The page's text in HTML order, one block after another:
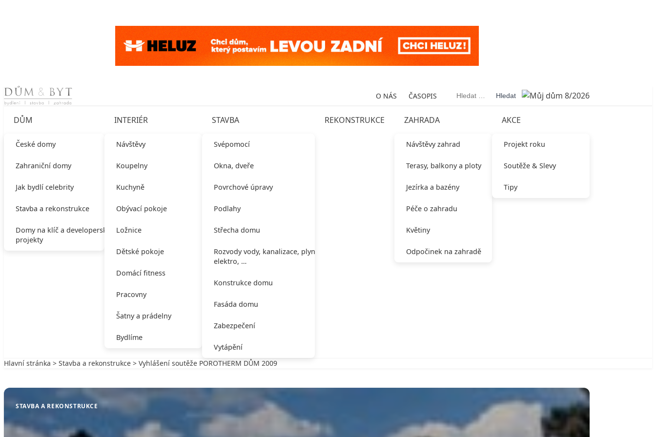
Skip to content O NÁS ČASOPIS Vyhledávání
DŮM
České domy
Zahraniční domy
Jak bydlí celebrity
Stavba a rekonstrukce
Domy na klíč a developerské
projekty
INTERIÉR
Návštěvy
Koupelny
Kuchyně
Obývací pokoje
Ložnice
Dětské pokoje
Domácí fitness
Pracovny
Šatny a prádelny
Bydlíme
STAVBA
Svépomocí
Okna, dveře
Povrchové úpravy
Podlahy
Střecha domu
Rozvody vody, kanalizace, plynu,
elektro, …
Konstrukce domu
Fasáda domu
Zabezpečení
Vytápění
REKONSTRUKCE ZAHRADA
Návštěvy zahrad
Terasy, balkony a ploty
Jezírka a bazény
Péče o zahradu
Květiny
Odpočinek na zahradě
AKCE
Projekt roku
Soutěže & Slevy
Tipy
Hlavní stránka > Stavba a rekonstrukce > Vyhlášení soutěže POROTHERM DŮM 2009
STAVBA A REKONSTRUKCE